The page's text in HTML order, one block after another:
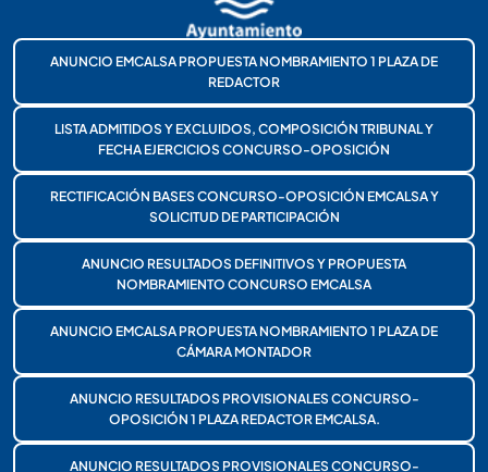
ANUNCIO EMCALSA PROPUESTA NOMBRAMIENTO 1 PLAZA DE
REDACTOR
LISTA ADMITIDOS Y EXCLUIDOS, COMPOSICIÓN TRIBUNAL Y
FECHA EJERCICIOS CONCURSO-OPOSICIÓN
RECTIFICACIÓN BASES CONCURSO-OPOSICIÓN EMCALSA Y
SOLICITUD DE PARTICIPACIÓN
ANUNCIO RESULTADOS DEFINITIVOS Y PROPUESTA
NOMBRAMIENTO CONCURSO EMCALSA
ANUNCIO EMCALSA PROPUESTA NOMBRAMIENTO 1 PLAZA DE
CÁMARA MONTADOR
ANUNCIO RESULTADOS PROVISIONALES CONCURSO-
OPOSICIÓN 1 PLAZA REDACTOR EMCALSA.
ANUNCIO RESULTADOS PROVISIONALES CONCURSO-